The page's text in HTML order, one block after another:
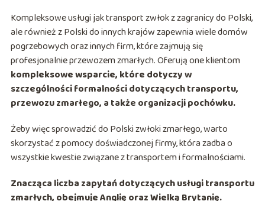
Kompleksowe usługi jak transport zwłok z zagranicy do Polski,
ale również z Polski do innych krajów zapewnia wiele domów
pogrzebowych oraz innych firm, które zajmują się
profesjonalnie przewozem zmarłych. Oferują one klientom
kompleksowe wsparcie, które dotyczy w
szczególności formalności dotyczących transportu,
przewozu zmarłego, a także organizacji pochówku.
Żeby więc sprowadzić do Polski zwłoki zmarłego, warto
skorzystać z pomocy doświadczonej firmy, która zadba o
wszystkie kwestie związane z transportem i formalnościami.
Znacząca liczba zapytań dotyczących usługi transportu
zmarłych, obejmuje Anglię oraz Wielką Brytanię.